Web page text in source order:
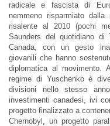
radicale e fascista di
nemmeno risparmiato
risalente al 2010 (pochi
Saunders del quotidiano di
Canada, con un gesto
giovanili che hanno
diplomatica al movimento.
regime di Yuschenko è
divisioni nello stesso
investimenti canadesi, ivi
progetto finalizzato a
Chernobyl, un progetto